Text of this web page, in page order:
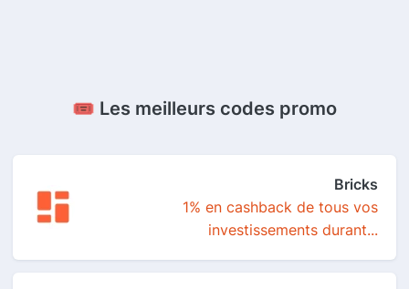
🎟️ Les meilleurs codes promo
Bricks
1% en cashback de tous vos
investissements durant...